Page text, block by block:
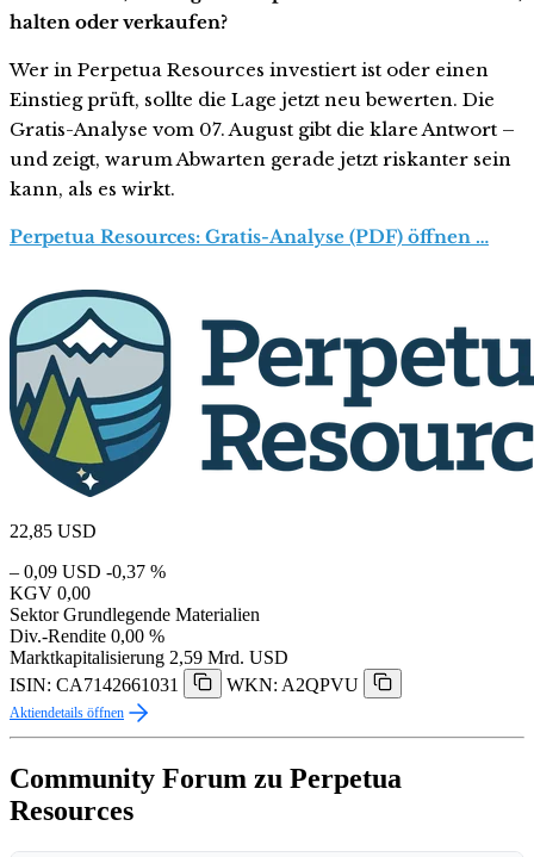
halten oder verkaufen?
Wer in Perpetua Resources investiert ist oder einen
Einstieg prüft, sollte die Lage jetzt neu bewerten. Die
Gratis-Analyse vom 07. August gibt die klare Antwort –
und zeigt, warum Abwarten gerade jetzt riskanter sein
kann, als es wirkt.
Perpetua Resources: Gratis-Analyse (PDF) öffnen …
22,85 USD
– 0,09 USD -0,37 %
KGV 0,00
Sektor Grundlegende Materialien
Div.-Rendite 0,00 %
Marktkapitalisierung 2,59 Mrd. USD
ISIN: CA7142661031
WKN: A2QPVU
Aktiendetails öffnen
Community Forum zu Perpetua
Resources